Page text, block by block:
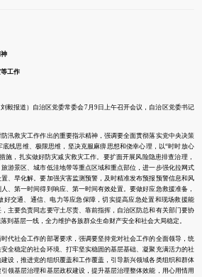
工作
报道）自治区党委常委会7月9日上午召开会议，自治区党委书记
救灾工作作出的重要指示精神，强调要全面贯彻落实党中央决策
线思维、极限思维，坚决克服麻痹思想和侥幸心理，以“时时放心
施，扎实做好防灾减灾救灾工作。要扩面开展风险隐患排查治理，
游景区、城市低洼地带等重点区域和重点部位，进一步强化拉网式
、早化解。要加强灾害监测预警，及时精准发布预报预警信息和风
、第一时间得到响应、第一时间有效处置。要做好应急救援准备，
好交通、通信、电力等应急保障，切实提高应急处置和现场救援能
主要负责同志要守土尽责、靠前指挥，自治区防总和有关部门要协
到基层一线，全力维护各族群众生命财产安全和社会大局稳定。
社会工作的部署要求，强调要坚持党对社会工作的全面领导，统
全稳定的社会环境、打牢坚实稳固的基层基础、凝聚充满活力的社
设，推进党的组织覆盖和工作覆盖，引导新兴领域各类组织和群体
领基层治理和基层政权建设，提升基层治理整体效能，用心用情用